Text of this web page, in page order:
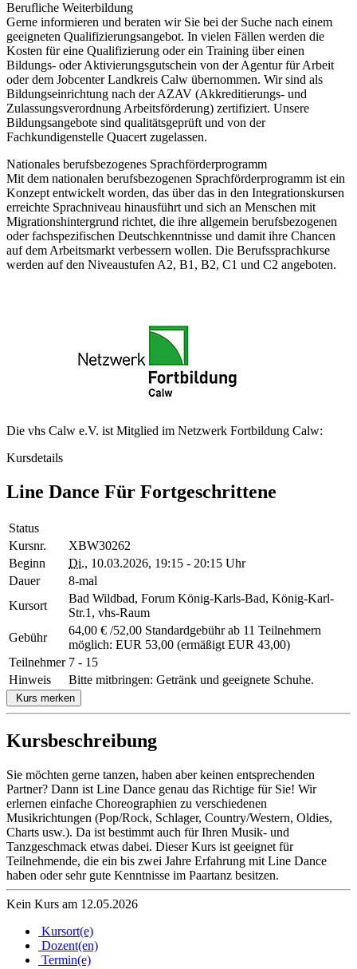
Berufliche Weiterbildung
Gerne informieren und beraten wir Sie bei der Suche nach einem
geeigneten Qualifizierungsangebot. In vielen Fällen werden die
Kosten für eine Qualifizierung oder ein Training über einen
Bildungs- oder Aktivierungsgutschein von der Agentur für Arbeit
oder dem Jobcenter Landkreis Calw übernommen. Wir sind als
Bildungseinrichtung nach der AZAV (Akkreditierungs- und
Zulassungsverordnung Arbeitsförderung) zertifiziert. Unsere
Bildungsangebote sind qualitätsgeprüft und von der
Fachkundigenstelle Quacert zugelassen.
Nationales berufsbezogenes Sprachförderprogramm
Mit dem nationalen berufsbezogenen Sprachförderprogramm ist ein
Konzept entwickelt worden, das über das in den Integrationskursen
erreichte Sprachniveau hinausführt und sich an Menschen mit
Migrationshintergrund richtet, die ihre allgemein berufsbezogenen
oder fachspezifischen Deutschkenntnisse und damit ihre Chancen
auf dem Arbeitsmarkt verbessern wollen. Die Berufssprachkurse
werden auf den Niveaustufen A2, B1, B2, C1 und C2 angeboten.
Die vhs Calw e.V. ist Mitglied im Netzwerk Fortbildung Calw:
Kursdetails
Line Dance Für Fortgeschrittene
Status
Kursnr.
XBW30262
Beginn
Di., 10.03.2026, 19:15 - 20:15 Uhr
Dauer
8-mal
Kursort
Bad Wildbad, Forum König-Karls-Bad, König-Karl-
Str.1, vhs-Raum
Gebühr
64,00 € /52,00 Standardgebühr ab 11 Teilnehmern
möglich: EUR 53,00 (ermäßigt EUR 43,00)
Teilnehmer 7 - 15
Hinweis
Bitte mitbringen: Getränk und geeignete Schuhe.
Kurs merken
Kursbeschreibung
Sie möchten gerne tanzen, haben aber keinen entsprechenden
Partner? Dann ist Line Dance genau das Richtige für Sie! Wir
erlernen einfache Choreographien zu verschiedenen
Musikrichtungen (Pop/Rock, Schlager, Country/Western, Oldies,
Charts usw.). Da ist bestimmt auch für Ihren Musik- und
Tanzgeschmack etwas dabei. Dieser Kurs ist geeignet für
Teilnehmende, die ein bis zwei Jahre Erfahrung mit Line Dance
haben oder sehr gute Kenntnisse im Paartanz besitzen.
Kein Kurs am 12.05.2026
Kursort(e)
Dozent(en)
Termin(e)